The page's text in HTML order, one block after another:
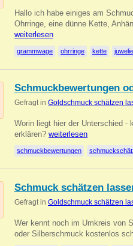
Hallo ich habe einiges am
Ohrringe, eine dünne Kette,
weiterlesen
grammwage ohrringe kette
Schmuckbewertungen
Gefragt in Goldschmuck schätzen
Worin liegt hier der Unterschied -
erklären? weiterlesen
schmuckbewertungen
Schmuck schätzen
Gefragt in Goldschmuck schätzen
Wer kennt noch im Umkreis von
oder Silberschmuck kostenlos